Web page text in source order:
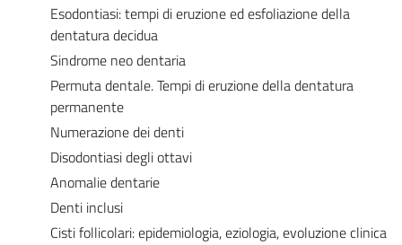
Esodontiasi: tempi di eruzione ed esfoliazione della
dentatura decidua
Sindrome neo dentaria
Permuta dentale. Tempi di eruzione della dentatura
permanente
Numerazione dei denti
Disodontiasi degli ottavi
Anomalie dentarie
Denti inclusi
Cisti follicolari: epidemiologia, eziologia, evoluzione clinica